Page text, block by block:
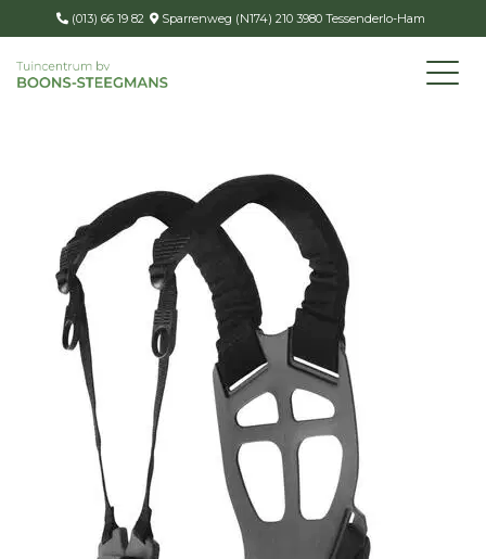
(013) 66 19 82 Sparrenweg (N174) 210 3980 Tessenderlo-Ham